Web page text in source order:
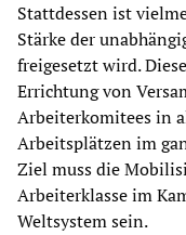
Stattdessen ist
Stärke der
freigesetzt wird.
Errichtung von
Arbeiterkomitees in
Arbeitsplätzen im
Ziel muss die
Arbeiterklasse im
Weltsystem sein.